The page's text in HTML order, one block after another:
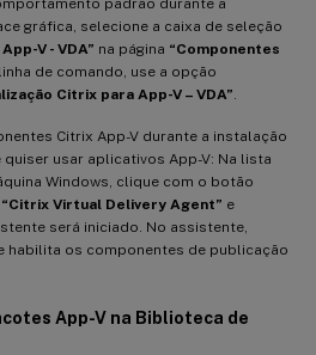
gráfica, selecione a caixa de seleção
V - VDA” na página “Componentes
de comando, use a opção
Citrix para App-V – VDA”
Citrix App-V durante a instalação
usar aplicativos App-V: Na lista
Windows, clique com o botão
“Citrix Virtual Delivery Agent” e
será iniciado. No assistente,
habilita os componentes de publicação
App-V na Biblioteca de